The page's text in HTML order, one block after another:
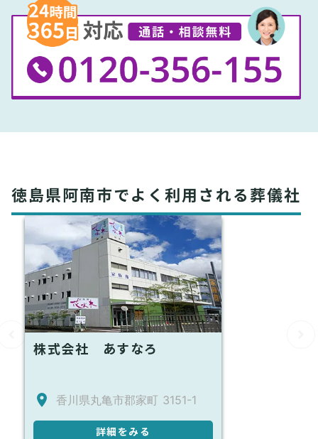
徳島県阿南市でよく利用される葬儀社
株式会社 あすなろ
香川県丸亀市郡家町 3151-1
詳細をみる